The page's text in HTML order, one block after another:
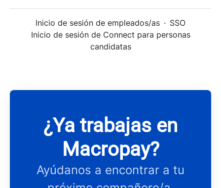
Inicio de sesión de empleados/as · SSO
Inicio de sesión de Connect para personas
candidatas
¿Ya trabajas en
Macropay?
Ayúdanos a encontrar a tu